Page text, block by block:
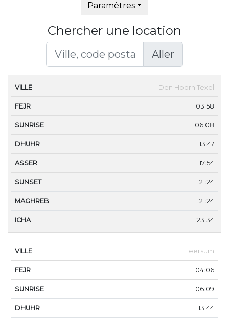
Paramètres
Chercher une location
Aller
VILLE ASSER
Den Hoorn Texel
03:58
06:08
13:47
17:54
21:24
21:24
23:34
Leersum
04:06
06:09
13:44